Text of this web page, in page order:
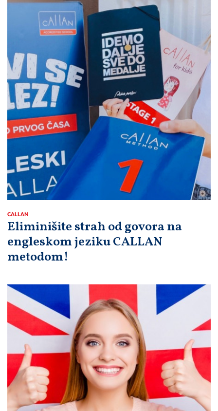
CALLAN
Eliminišite strah od govora na
engleskom jeziku CALLAN
metodom!